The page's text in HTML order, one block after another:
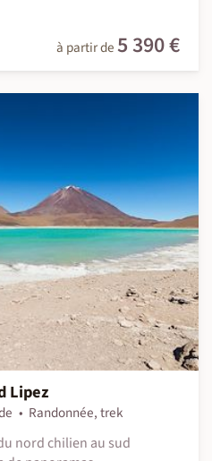
à partir de 5 390 €
Lipez
Randonnée, trek
nord chilien au sud